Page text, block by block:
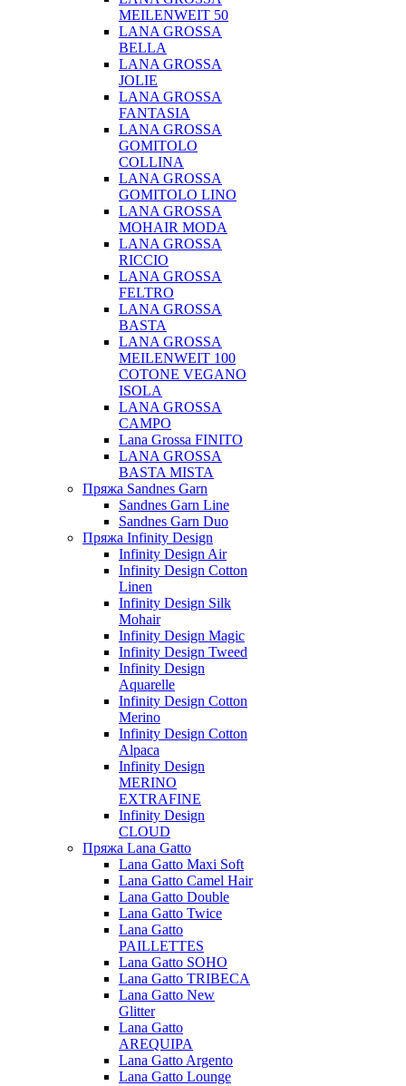
MEILENWEIT 50
LANA GROSSA
BELLA
LANA GROSSA
JOLIE
LANA GROSSA
FANTASIA
LANA GROSSA
GOMITOLO
COLLINA
LANA GROSSA
GOMITOLO LINO
LANA GROSSA
MOHAIR MODA
LANA GROSSA
RICCIO
LANA GROSSA
FELTRO
LANA GROSSA
BASTA
LANA GROSSA
MEILENWEIT 100
COTONE VEGANO
ISOLA
LANA GROSSA
CAMPO
Lana Grossa FINITO
LANA GROSSA
BASTA MISTA
Пряжа Sandnes Garn
Sandnes Garn Line
Sandnes Garn Duo
Пряжа Infinity Design
Infinity Design Air
Infinity Design Cotton
Linen
Infinity Design Silk
Mohair
Infinity Design Magic
Infinity Design Tweed
Infinity Design
Aquarelle
Infinity Design Cotton
Merino
Infinity Design Cotton
Alpaca
Infinity Design
MERINO
EXTRAFINE
Infinity Design
CLOUD
Пряжа Lana Gatto
Lana Gatto Maxi Soft
Lana Gatto Camel Hair
Lana Gatto Double
Lana Gatto Twice
Lana Gatto
PAILLETTES
Lana Gatto SOHO
Lana Gatto TRIBECA
Lana Gatto New
Glitter
Lana Gatto
AREQUIPA
Lana Gatto Argento
Lana Gatto Lounge